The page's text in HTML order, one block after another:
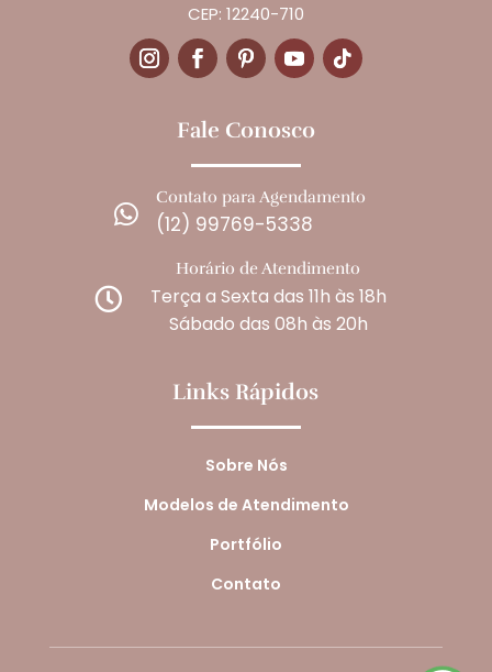
CEP: 12240-710
Fale Conosco

Contato para Agendamento
(12) 99769-5338

Horário de Atendimento
Terça a Sexta das 11h às 18h
Sábado das 08h às 20h
Links Rápidos
Sobre Nós
Modelos de Atendimento
Portfólio
Contato